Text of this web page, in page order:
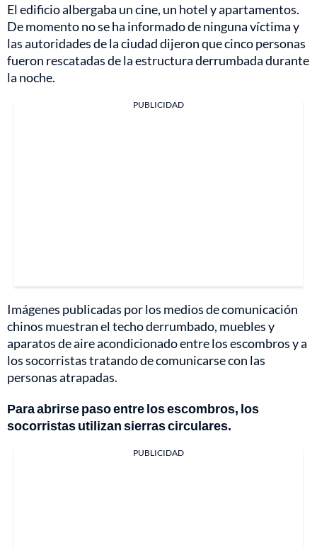
El edificio albergaba un cine, un hotel y apartamentos.
De momento no se ha informado de ninguna víctima y
las autoridades de la ciudad dijeron que cinco personas
fueron rescatadas de la estructura derrumbada durante
la noche.
PUBLICIDAD
Imágenes publicadas por los medios de comunicación
chinos muestran el techo derrumbado, muebles y
aparatos de aire acondicionado entre los escombros y a
los socorristas tratando de comunicarse con las
personas atrapadas.
Para abrirse paso entre los escombros, los
socorristas utilizan sierras circulares.
PUBLICIDAD